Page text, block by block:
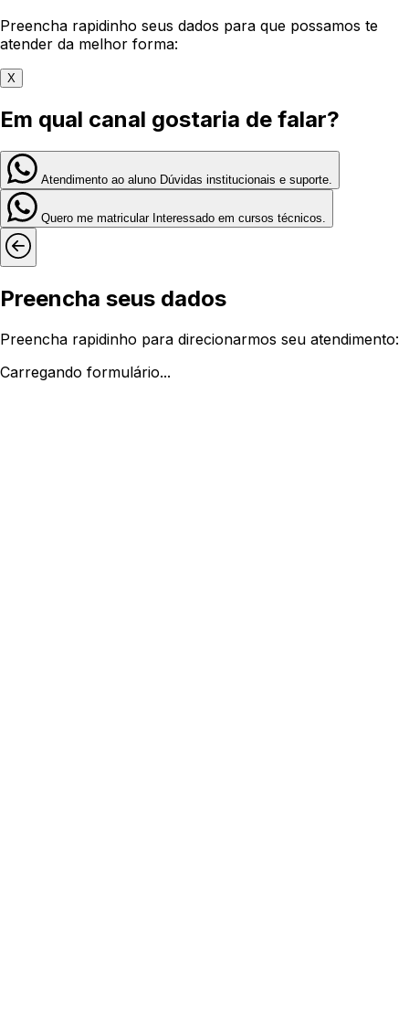
Preencha rapidinho seus dados para que possamos te
atender da melhor forma:
X
Em qual canal gostaria de falar?
Atendimento ao aluno Dúvidas institucionais e suporte.
Quero me matricular Interessado em cursos técnicos.
Preencha seus dados
Preencha rapidinho para direcionarmos seu atendimento:
Carregando formulário...